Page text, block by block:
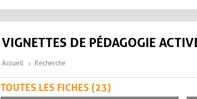
VIGNETTES DE PÉDAGOGIE
Accueil Recherche
TOUTES LES FICHES (23)